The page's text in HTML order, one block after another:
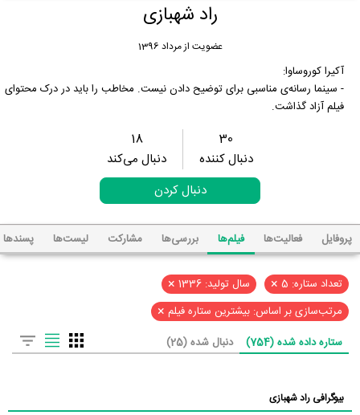
راد شهبازی
عضویت از مرداد 1396
آکیرا کوروساوا:
- سینما رسانه‌ی مناسبی برای توضیح دادن نیست. مخاطب را باید در درک محتوای
فیلم آزاد گذاشت.
30
دنبال کننده
18
دنبال می‌کند
دنبال کردن
پروفایل فعالیت‌ها فیلم‌ها بررسی‌ها مشارکت لیست‌ها پسند‌ها
تعداد ستاره: 5 × سال تولید: 1336 ×
مرتب‌سازی بر اساس: بیشترین ستاره فیلم ×
ستاره داده شده (754) دنبال شده (25)
بیوگرافی راد شهبازی